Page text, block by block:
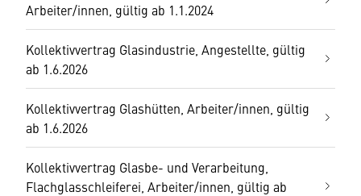
Arbeiter/innen, gültig ab 1.1.2024
Kollektivvertrag Glasindustrie, Angestellte, gültig
ab 1.6.2026
Kollektivvertrag Glashütten, Arbeiter/innen, gültig
ab 1.6.2026
Kollektivvertrag Glasbe- und Verarbeitung,
Flachglasschleiferei, Arbeiter/innen, gültig ab